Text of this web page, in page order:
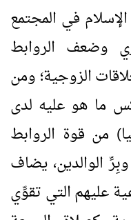
في المجتمع
وضعف الروابط
الزوجية؛ ومن
ما هو عليه لدى
من قوة الروابط
الوالدين، يضاف
عليهم التي تقوِّي